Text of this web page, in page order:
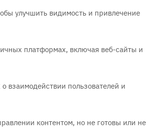
улучшить видимость и привлечение
платформах, включая веб-сайты и
взаимодействии пользователей и
контентом, но не готовы или не